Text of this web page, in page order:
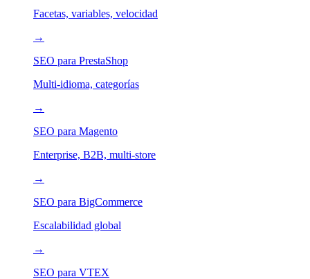
Facetas, variables, velocidad
→
SEO para PrestaShop
Multi-idioma, categorías
→
SEO para Magento
Enterprise, B2B, multi-store
→
SEO para BigCommerce
Escalabilidad global
→
SEO para VTEX